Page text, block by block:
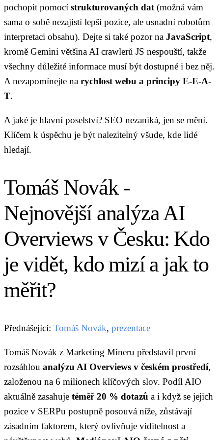
pochopit pomocí strukturovaných dat(možná vám
sama o sobě nezajistí lepší pozice, ale usnadní robotům
interpretaci obsahu). Dejte si také pozor na JavaScript,
kromě Gemini většina AI crawlerů JS nespouští, takže
všechny důležité informace musí být dostupné i bez něj.
A nezapomínejte na rychlost webu a principy E-E-A-
T.
A jaké je hlavní poselství? SEO nezaniká, jen se mění.
Klíčem k úspěchu je být nalezitelný všude, kde lidé
hledají.
Tomáš Novák -
Nejnovější analýza AI
Overviews v Česku: Kdo
je vidět, kdo mizí a jak to
měřit?
Přednášející: Tomáš Novák, prezentace
Tomáš Novák z Marketing Mineru představil první
rozsáhlou analýzu AI Overviews v českém prostředí,
založenou na 6 milionech klíčových slov. Podíl AIO
aktuálně zasahuje téměř 20 % dotazů a i když se jejich
pozice v SERPu postupně posouvá níže, zůstávají
zásadním faktorem, který ovlivňuje viditelnost a